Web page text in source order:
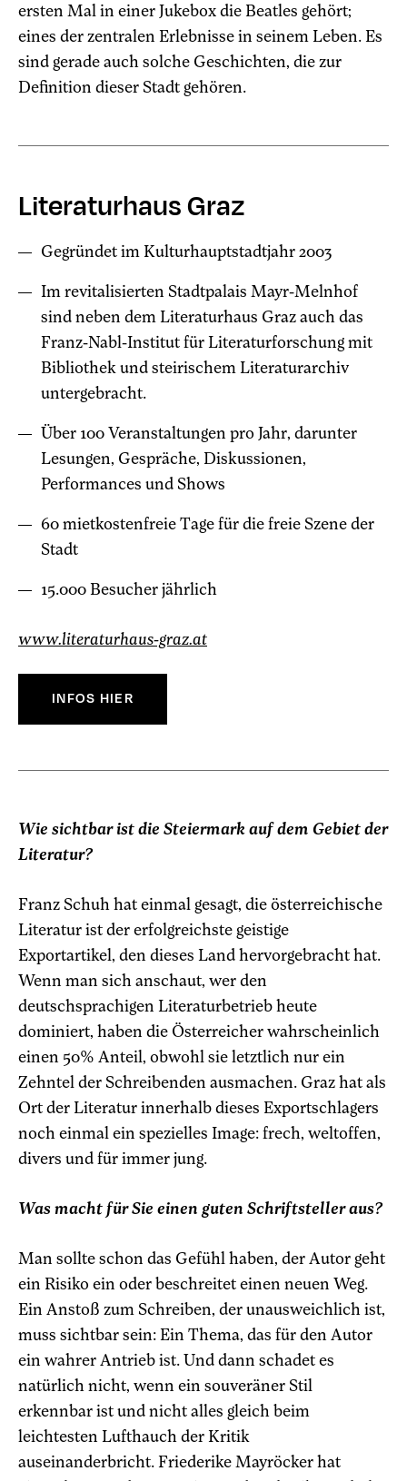
ersten Mal in einer Jukebox die Beatles gehört;
eines der zentralen Erlebnisse in seinem Leben. Es
sind gerade auch solche Geschichten, die zur
Definition dieser Stadt gehören.
Literaturhaus Graz
Gegründet im Kulturhauptstadtjahr 2003
Im revitalisierten Stadtpalais Mayr-Melnhof
sind neben dem Literaturhaus Graz auch das
Franz-Nabl-Institut für Literaturforschung mit
Bibliothek und steirischem Literaturarchiv
untergebracht.
Über 100 Veranstaltungen pro Jahr, darunter
Lesungen, Gespräche, Diskussionen,
Performances und Shows
60 mietkostenfreie Tage für die freie Szene der
Stadt
15.000 Besucher jährlich
www.literaturhaus-graz.at
INFOS HIER
Wie sichtbar ist die Steiermark auf dem Gebiet der
Literatur?
Franz Schuh hat einmal gesagt, die österreichische
Literatur ist der erfolgreichste geistige
Exportartikel, den dieses Land hervorgebracht hat.
Wenn man sich anschaut, wer den
deutschsprachigen Literaturbetrieb heute
dominiert, haben die Österreicher wahrscheinlich
einen 50% Anteil, obwohl sie letztlich nur ein
Zehntel der Schreibenden ausmachen. Graz hat als
Ort der Literatur innerhalb dieses Exportschlagers
noch einmal ein spezielles Image: frech, weltoffen,
divers und für immer jung.
Was macht für Sie einen guten Schriftsteller aus?
Man sollte schon das Gefühl haben, der Autor geht
ein Risiko ein oder beschreitet einen neuen Weg.
Ein Anstoß zum Schreiben, der unausweichlich ist,
muss sichtbar sein: Ein Thema, das für den Autor
ein wahrer Antrieb ist. Und dann schadet es
natürlich nicht, wenn ein souveräner Stil
erkennbar ist und nicht alles gleich beim
leichtesten Lufthauch der Kritik
auseinanderbricht. Friederike Mayröcker hat